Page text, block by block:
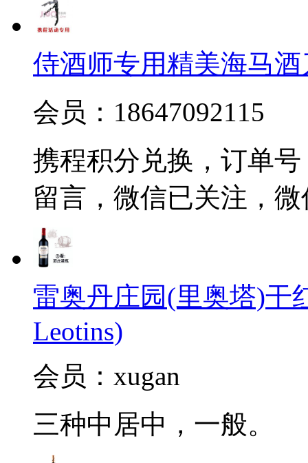
侍酒师专用精美海马
会员：18647092115
携程积分兑换，订单号
留言，微信已关注，
雷奥丹庄园(里奥塔)干
Leotins)
会员：xugan
三种中居中，一般。